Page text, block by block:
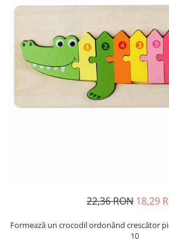
Usborne
22,36 RON 18,29
Formează un crocodil ordonând crescător
10